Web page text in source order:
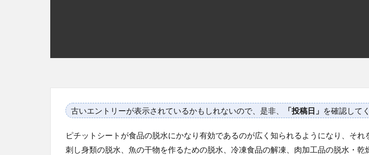
古いエントリーが表示されているかもしれないので、是非、 「投稿日」 を確認して
ピチットシートが食品の脱水にかなり有効であるのが広く知られるようになり、それ
刺し身類の脱水、魚の干物を作るための脱水、冷凍食品の解凍、肉加工品の脱水・乾